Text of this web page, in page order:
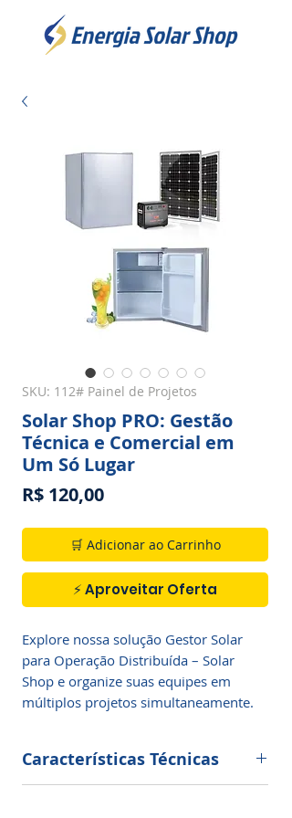
SKU: 112# Painel de Projetos
Solar Shop PRO: Gestão
Técnica e Comercial em
Um Só Lugar
R$ 120,00Preço
🛒 Adicionar ao Carrinho
⚡ Aproveitar Oferta
Explore nossa solução Gestor Solar
para Operação Distribuída – Solar
Shop e organize suas equipes em
múltiplos projetos simultaneamente.
Características Técnicas